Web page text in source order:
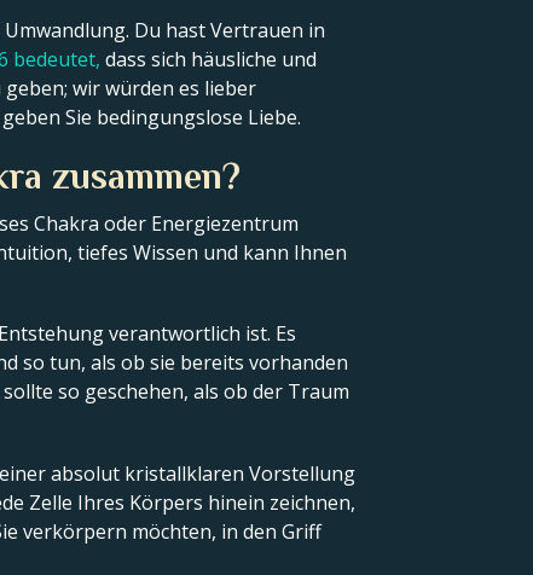
Du hast Vertrauen in
bedeutet, dass sich häusliche und
wir würden es lieber
Sie bedingungslose Liebe.
zusammen?
Chakra oder Energiezentrum
tiefes Wissen und kann Ihnen
verantwortlich ist. Es
so tun, als ob sie bereits vorhanden
so geschehen, als ob der Traum
absolut kristallklaren Vorstellung
Zelle Ihres Körpers hinein zeichnen,
verkörpern möchten, in den Griff